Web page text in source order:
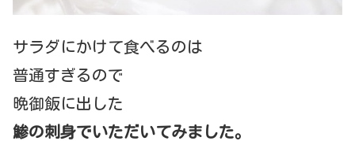
サラダにかけて食べるのは
普通すぎるので
晩御飯に出した
鯵の刺身でいただいてみました。